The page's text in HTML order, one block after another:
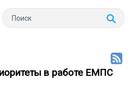
в работе ЕМПС